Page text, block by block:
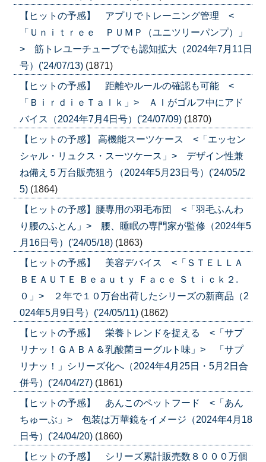
【ヒットの予感】 アプリでトレーニング管理 <
「Ｕｎｉｔｒｅｅ ＰＵＭＰ（ユニツリーパンプ）」
> 筋トレユーチューブでも認知拡大（2024年7月11日
号）('24/07/13) (1871)
【ヒットの予感】 距離やルールの確認も可能 <
「ＢｉｒｄｉｅＴａｌｋ」> ＡＩがゴルフ中にアド
バイス（2024年7月4日号）('24/07/09) (1870)
【ヒットの予感】 高機能スーツケース <「エッセン
シャル・リュクス・スーツケース」> デザイン性兼
ね備え５万台販売狙う（2024年5月23日号）('24/05/2
5) (1864)
【ヒットの予感】腰専用の羽毛布団 <「羽毛ふんわ
り腰のふとん」> 腰、睡眠の専門家が監修（2024年5
月16日号）('24/05/18) (1863)
【ヒットの予感】 美容デバイス <「ＳＴＥＬＬＡ
ＢＥＡＵＴＥ Ｂｅａｕｔｙ Ｆａｃｅ Ｓｔｉｃｋ２.
０」> ２年で１０万台出荷したシリーズの新商品（2
024年5月9日号）('24/05/11) (1862)
【ヒットの予感】 栄養トレンドを捉える <「サプ
リナッ！ＧＡＢＡ＆乳酸菌ヨーグルト味」> 「サプ
リナッ！」シリーズ化へ（2024年4月25日・5月2日合
併号）('24/04/27) (1861)
【ヒットの予感】 あんこのペットフード <「あん
ちゅーぶ」> 包装は万華鏡をイメージ（2024年4月18
日号）('24/04/20) (1860)
【ヒットの予感】 シリーズ累計販売数８０００万個